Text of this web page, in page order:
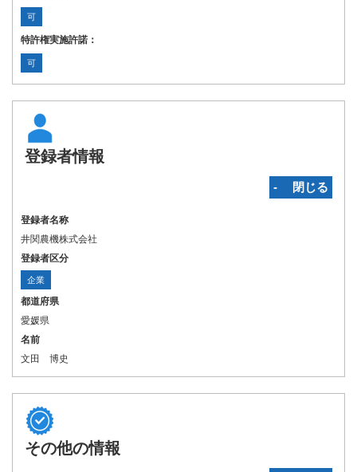
可
特許権実施許諾：
可
登録者情報
‐ 閉じる
登録者名称
井関農機株式会社
登録者区分
企業
都道府県
愛媛県
名前
文田 博史
その他の情報